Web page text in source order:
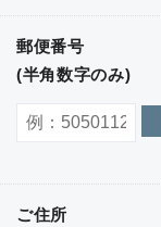
郵便番号
(半角数字のみ)
ご住所